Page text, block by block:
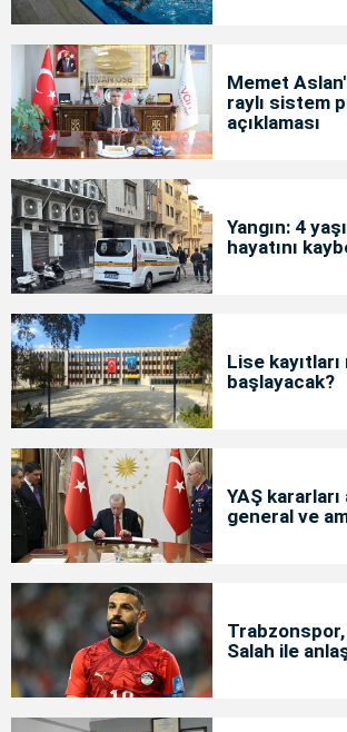
Memet
raylı sistem
açıklaması
Yangın: 4
hayatını
Lise kayıtları
başlayacak?
YAŞ kararları
general ve
Salah ile